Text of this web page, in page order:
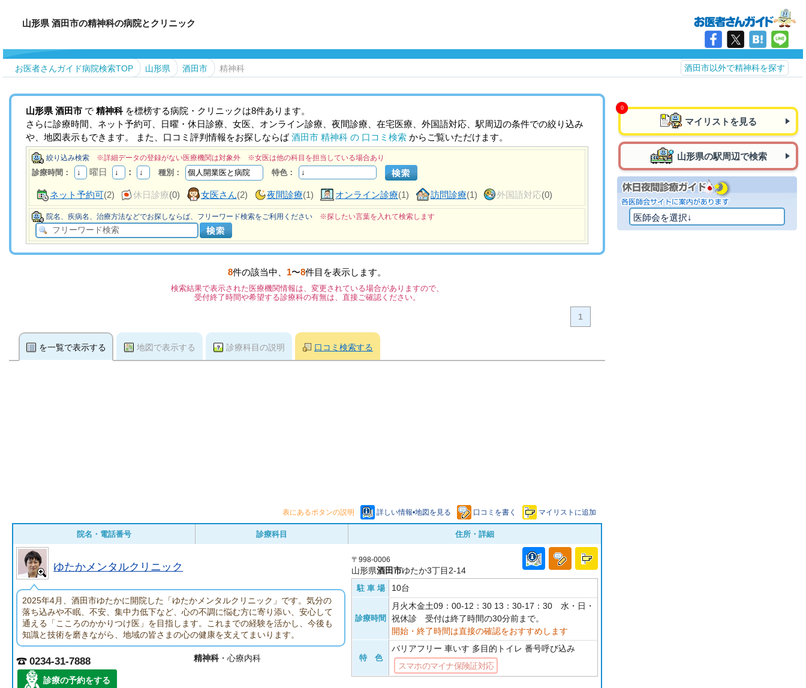
山形県 酒田市の精神科の病院とクリニック
お医者さんガイド病院検索TOP 山形県 酒田市 精神科 酒田市以外で精神科を探す
山形県 酒田市 で 精神科を標榜する病院・クリニックは8件あります。
さらに診療時間、ネット予約可、日曜・休日診療、女医、オンライン診療、夜間診療、在宅医療、外国語対応、駅周辺の条件での絞り込み
や、地図表示もできます。 また、口コミ評判情報をお探しならば酒田市 精神科 の 口コミ検索 からご覧いただけます。
絞り込み検索 ※詳細データの登録がない医療機関は対象外 ※女医は他の科目を担当している場合あり
診療時間： 曜日 ： 種別： 特色：
ネット予約可(2) 休日診療(0) 女医さん(2) 夜間診療(1) オンライン診療(1) 訪問診療(1) 外国語対応(0)
院名、疾病名、治療方法などでお探しならば、フリーワード検索をご利用ください ※探したい言葉を入れて検索します
8件の該当中、 1〜8件目を表示します。
検索結果で表示された医療機関情報は、変更されている場合がありますので、
受付終了時間や希望する診療科の有無は、直接ご確認ください。
1
を一覧で表示する 地図で表示する 診療科目の説明 口コミ検索する
表にあるボタンの説明 詳しい情報•地図を見る 口コミを書く マイリストに追加
院名・電話番号 診療科目 住所・詳細
ゆたかメンタルクリニック
2025年4月、酒田市ゆたかに開院した「ゆたかメンタルクリニック」です。気分の
落ち込みや不眠、不安、集中力低下など、心の不調に悩む方に寄り添い、安心して
通える「こころのかかりつけ医」を目指します。これまでの経験を活かし、今後も
知識と技術を磨きながら、地域の皆さまの心の健康を支えてまいります。
0234-31-7888
診療の予約をする
精神科・心療内科
〒998-0006
山形県酒田市ゆたか3丁目2-14
駐 車 場 10台
診療時間
月火木金土09：00-12：30 13：30-17：30 水・日・
祝休診 受付は終了時間の30分前まで。
開始・終了時間は直接の確認をおすすめします
特 色
バリアフリー 車いす 多目的トイレ 番号呼び込み
スマホのマイナ保険証対応
マイリストを見る
山形県の駅周辺で検索